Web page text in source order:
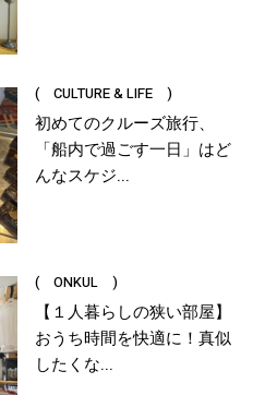
( CULTURE & LIFE )
初めてのクルーズ旅行、
「船内で過ごす一日」はど
んなスケジ...
( ONKUL )
【１人暮らしの狭い部屋】
おうち時間を快適に！真似
したくな...